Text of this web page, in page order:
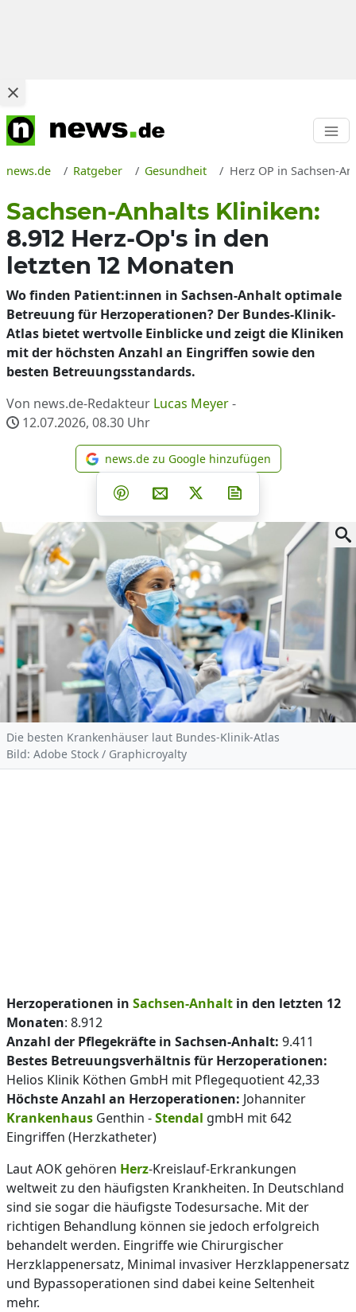
news.de Ratgeber Gesundheit Herz OP in Sachsen-
Sachsen-Anhalts Kliniken:
8.912 Herz-Op's in den
letzten 12 Monaten
Wo finden Patient:innen in Sachsen-Anhalt optimale
Betreuung für Herzoperationen? Der Bundes-Klinik-
Atlas bietet wertvolle Einblicke und zeigt die Kliniken
mit der höchsten Anzahl an Eingriffen sowie den
besten Betreuungsstandards.
Von news.de-Redakteur Lucas Meyer-
12.07.2026, 08.30 Uhr
news.de zu Google
news.de zu Google hinzufügen
Teilen auf Facebook
Teilen auf Whatsapp
Teilen auf Telegram
Teilen auf Pinterest
Per E-Mail teilen
Post auf X
Die besten Krankenhäuser laut Bundes-Klinik-Atlas
Bild: Adobe Stock / Graphicroyalty
Herzoperationen in Sachsen-Anhalt in den letzten 12
Monaten: 8.912
Anzahl der Pflegekräfte in Sachsen-Anhalt: 9.411
Bestes Betreuungsverhältnis für Herzoperationen:
Helios Klinik Köthen GmbH mit Pflegequotient 42,33
Höchste Anzahl an Herzoperationen: Johanniter
Krankenhaus Genthin -Stendal gmbH mit 642
Eingriffen (Herzkatheter)
Laut AOK gehören Herz-Kreislauf-Erkrankungen
weltweit zu den häufigsten Krankheiten. In Deutschland
sind sie sogar die häufigste Todesursache. Mit der
richtigen Behandlung können sie jedoch erfolgreich
behandelt werden. Eingriffe wie Chirurgischer
Herzklappenersatz, Minimal invasiver Herzklappenersatz
und Bypassoperationen sind dabei keine Seltenheit
mehr.